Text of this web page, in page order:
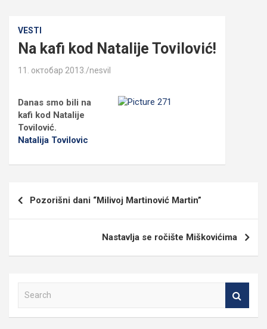
VESTI
Na kafi kod Natalije Tovilović!
11. октобар 2013. nesvil
Danas smo bili na
kafi kod Natalije
Tovilović.
Natalija Tovilovic
Pozorišni dani “Milivoj Martinović Martin”
Nastavlja se ročište Miškovićima